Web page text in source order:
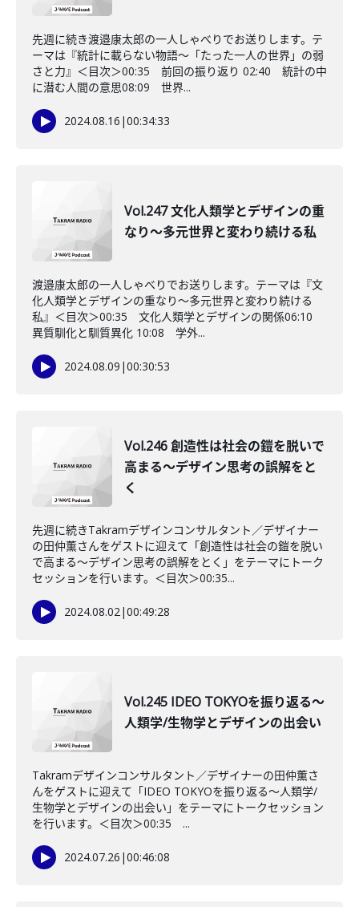
先週に続き渡邉康太郎の一人しゃべりでお送りします。テ
ーマは『統計に載らない物語～「たった一人の世界」の弱
さと力』＜目次＞00:35 前回の振り返り 02:40 統計の中
に潜む人間の意思08:09 世界...
2024.08.16 |00:34:33
Vol.247 文化人類学とデザインの重
なり〜多元世界と変わり続ける私
渡邉康太郎の一人しゃべりでお送りします。テーマは『文
化人類学とデザインの重なり～多元世界と変わり続ける
私』＜目次＞00:35 文化人類学とデザインの関係06:10
異質馴化と馴質異化 10:08 学外...
2024.08.09 |00:30:53
Vol.246 創造性は社会の鎧を脱いで
高まる〜デザイン思考の誤解をと
く
先週に続きTakramデザインコンサルタント／デザイナー
の田仲薫さんをゲストに迎えて「創造性は社会の鎧を脱い
で高まる〜デザイン思考の誤解をとく」をテーマにトーク
セッションを行います。＜目次＞00:35...
2024.08.02|00:49:28
Vol.245 IDEO TOKYOを振り返る〜
人類学/生物学とデザインの出会い
Takramデザインコンサルタント／デザイナーの田仲薫さ
んをゲストに迎えて「IDEO TOKYOを振り返る〜人類学/
生物学とデザインの出会い」をテーマにトークセッション
を行います。＜目次＞00:35 ...
2024.07.26 |00:46:08